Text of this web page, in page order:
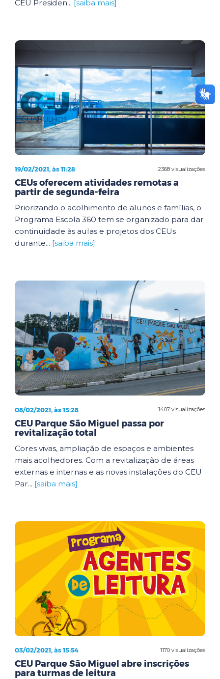
CEU Presiden... [saiba mais]
2368 visualizações
19/02/2021, às 11:28
CEUs oferecem atividades remotas a
partir de segunda-feira
Priorizando o acolhimento de alunos e famílias, o
Programa Escola 360 tem se organizado para dar
continuidade às aulas e projetos dos CEUs
durante... [saiba mais]
1407 visualizações
08/02/2021, às 15:28
CEU Parque São Miguel passa por
revitalização total
Cores vivas, ampliação de espaços e ambientes
mais acolhedores. Com a revitalização de áreas
externas e internas e as novas instalações do CEU
Par... [saiba mais]
1170 visualizações
03/02/2021, às 15:54
CEU Parque São Miguel abre inscrições
para turmas de leitura